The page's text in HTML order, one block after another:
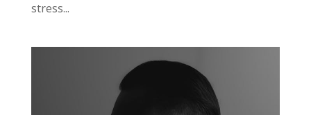
stress...